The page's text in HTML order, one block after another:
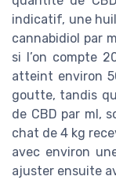
indicatif, une
cannabidiol par
si l’on compte
atteint environ
goutte, tandis
de CBD par ml,
chat de 4 kg
avec environ
ajuster ensuite